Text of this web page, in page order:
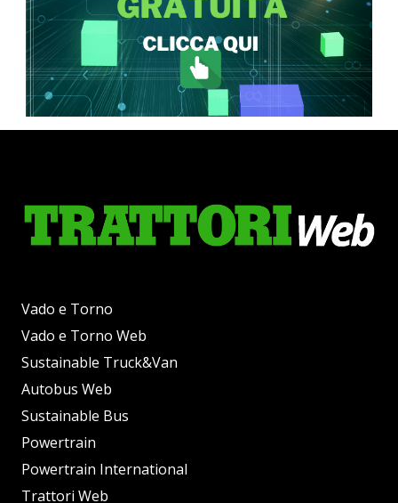
Vado e Torno
Vado e Torno Web
Sustainable Truck&Van
Autobus Web
Sustainable Bus
Powertrain
Powertrain International
Trattori Web